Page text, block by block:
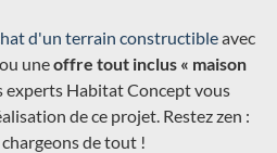
d'un terrain constructibleavec
uneoffre tout inclus « maison
experts Habitat Concept vous
de ce projet. Restez zen :
de tout !